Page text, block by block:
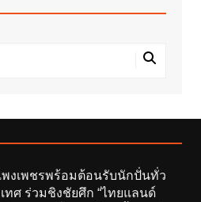
พงเพชรพร้อมต้อนรับนักปั่นทั่ว
ทศ ร่วมชิงชัยศึก “ไทยแลนด์